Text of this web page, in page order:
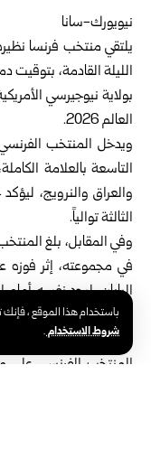
باستخدام هذا الموقع ، فإنك
شروط الاستخدام.
نيويورك-سانا
يلتقي منتخب فرنسا
الليلة القادمة،
بولاية نيوجيرسي
العالم 2026
.
ويدخل المنتخب
التاسعة بالعلامة
والعراق والنرويج،
الثالثة توالياً.
وفي المقابل، بلغ
في مجموعته، إثر فوزه
اليابان، ليجد نفسه
اللقب.
وتتجه الأنظار إلى
المنتخب الفرنسي على